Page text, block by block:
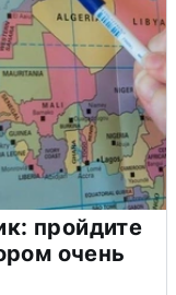
пройдите
очень